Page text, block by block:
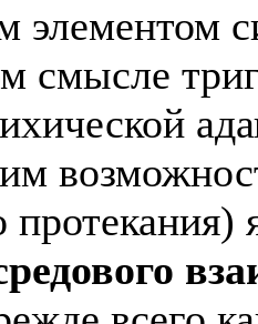
элементом
смысле